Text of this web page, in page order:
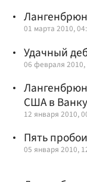
01 марта 2010,
Удачный
06 февраля 2010,
США в
12 января 2010,
Пять
05 января 2010,